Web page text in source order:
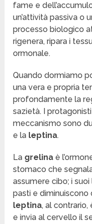
fame e
un’attività passiva o
processo biologico
rigenera, ripara i
ormonale.
Quando dormiamo
una vera e propria
profondamente la
sazietà. I
meccanismo sono
e la leptina.
La grelina è
stomaco che
assumere cibo; i
pasti e
leptina, al
e invia al cervello il